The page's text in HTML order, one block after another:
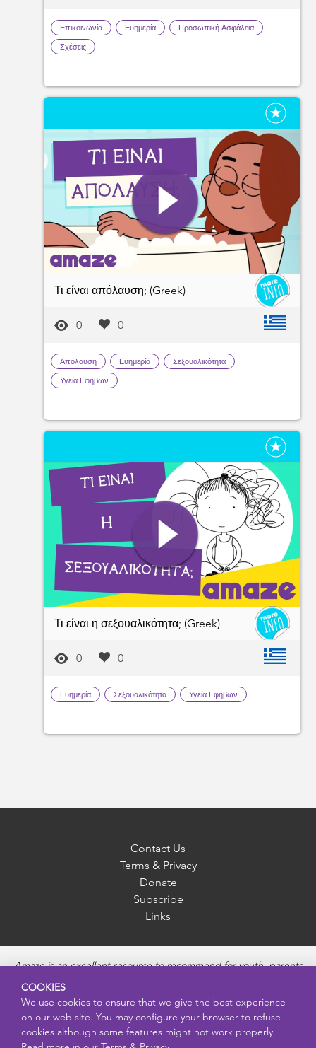
Επικοινωνία Ευημερία
Προσωπική Ασφάλεια
Σχέσεις
Τι είναι απόλαυση; (Greek)
0 0
Απόλαυση Ευημερία
Σεξουαλικότητα
Υγεία Εφήβων
Τι είναι η σεξουαλικότητα; (Greek)
0 0
Ευημερία Σεξουαλικότητα Υγεία Εφήβων
Contact Us
Terms & Privacy
Donate
Subscribe
Links
Amaze is an excellent resource to recommend for youth, parents
and educators to provide unbiased, accurate and age
appropriate information and answer questions about Puberty,
Sexual Health topics, Healthy Relationships, Pregnancy and
Reproductive topics, Online safety, and Sexually Transmitted
Diseases. Amaze provides engaging educational videos and
COOKIES
We use cookies to ensure that we give the best experience
on our web site. You may configure your browser to refuse
cookies although some features might not work properly.